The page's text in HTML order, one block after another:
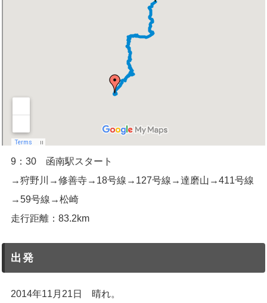
9：30 函南駅スタート
→狩野川→修善寺→18号線→127号線→達磨山→411号線
→59号線→松崎
走行距離：83.2km
出発
2014年11月21日 晴れ。